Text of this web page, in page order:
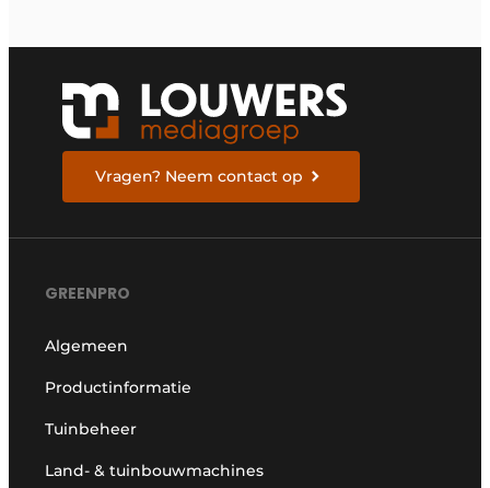
Vragen? Neem contact op
GREENPRO
Algemeen
Productinformatie
Tuinbeheer
Land- & tuinbouwmachines